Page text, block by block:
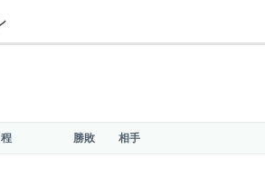
勝敗 相手